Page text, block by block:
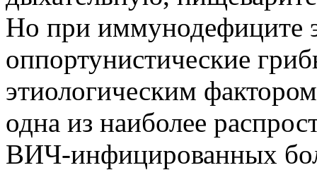
Но при иммунодефиците
оппортунистические
этиологическим
одна из наиболее
ВИЧ-инфицированных